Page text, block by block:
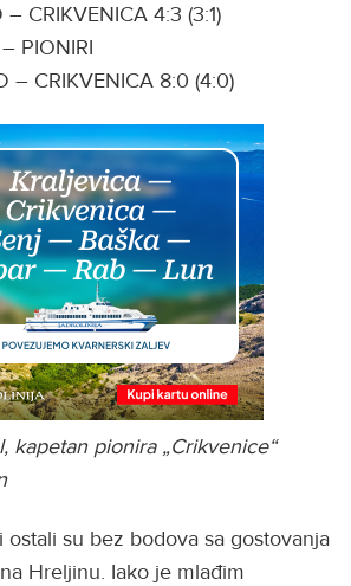
CRIKVENICA 4:3 (3:1)
PIONIRI
– CRIKVENICA 8:0 (4:0)
kapetan pionira „Crikvenice“
su bez bodova sa gostovanja
Hreljinu. Iako je mlađim